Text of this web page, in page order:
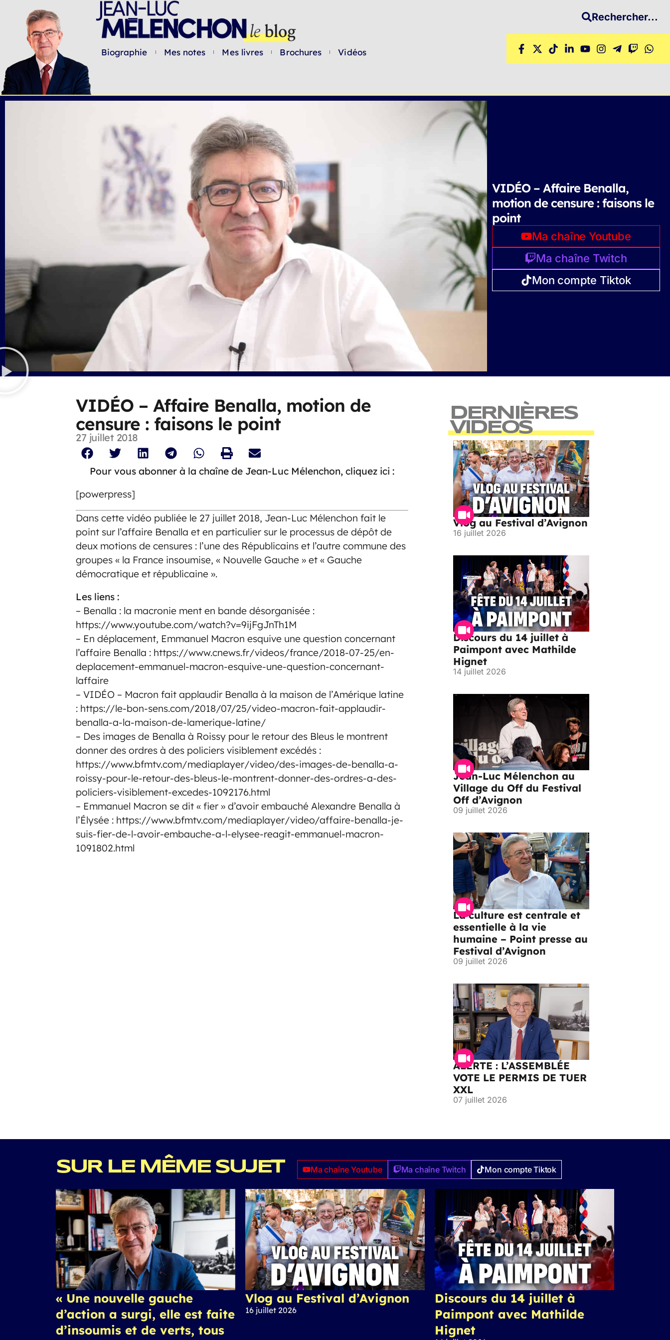
Biographie Mes notes Mes livres Brochures Vidéos
Rechercher...
VIDÉO – Affaire Benalla,
motion de censure : faisons le
point
Ma chaîne Youtube
Ma chaîne Twitch
Mon compte Tiktok
VIDÉO – Affaire Benalla, motion de
censure : faisons le point
27 juillet 2018
Pour vous abonner à la chaîne de Jean-Luc Mélenchon, cliquez ici :
[powerpress]
Dans cette vidéo publiée le 27 juillet 2018, Jean-Luc Mélenchon fait le
point sur l’affaire Benalla et en particulier sur le processus de dépôt de
deux motions de censures : l’une des Républicains et l’autre commune des
groupes « la France insoumise, « Nouvelle Gauche » et « Gauche
démocratique et républicaine ».
Les liens :
– Benalla : la macronie ment en bande désorganisée :
https://www.youtube.com/watch?v=9ijFgJnTh1M
– En déplacement, Emmanuel Macron esquive une question concernant
l’affaire Benalla : https://www.cnews.fr/videos/france/2018-07-25/en-
deplacement-emmanuel-macron-esquive-une-question-concernant-
laffaire
– VIDÉO – Macron fait applaudir Benalla à la maison de l’Amérique latine
: https://le-bon-sens.com/2018/07/25/video-macron-fait-applaudir-
benalla-a-la-maison-de-lamerique-latine/
– Des images de Benalla à Roissy pour le retour des Bleus le montrent
donner des ordres à des policiers visiblement excédés :
https://www.bfmtv.com/mediaplayer/video/des-images-de-benalla-a-
roissy-pour-le-retour-des-bleus-le-montrent-donner-des-ordres-a-des-
policiers-visiblement-excedes-1092176.html
– Emmanuel Macron se dit « fier » d’avoir embauché Alexandre Benalla à
l’Élysée : https://www.bfmtv.com/mediaplayer/video/affaire-benalla-je-
suis-fier-de-l-avoir-embauche-a-l-elysee-reagit-emmanuel-macron-
1091802.html
DERNIÈRES
VIDEOS
Vlog au Festival d’Avignon
16 juillet 2026
Discours du 14 juillet à
Paimpont avec Mathilde
Hignet
14 juillet 2026
Jean-Luc Mélenchon au
Village du Off du Festival
Off d’Avignon
09 juillet 2026
La culture est centrale et
essentielle à la vie
humaine – Point presse au
Festival d’Avignon
09 juillet 2026
ALERTE : L’ASSEMBLÉE
VOTE LE PERMIS DE TUER
XXL
07 juillet 2026
SUR LE MÊME SUJET Ma chaîne Youtube Ma chaîne Twitch Mon compte Tiktok
« Une nouvelle gauche
d’action a surgi, elle est faite
d’insoumis et de verts, tous
Vlog au Festival d’Avignon
16 juillet 2026
Discours du 14 juillet à
Paimpont avec Mathilde
Hignet